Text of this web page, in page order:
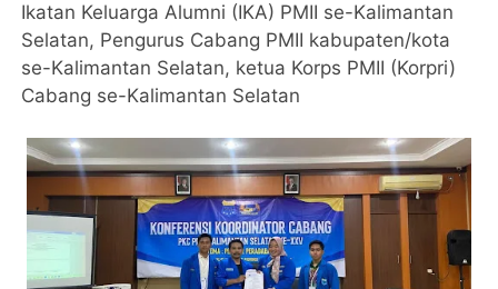
Ikatan Keluarga Alumni (IKA) PMII se-Kalimantan
Selatan, Pengurus Cabang PMII kabupaten/kota
se-Kalimantan Selatan, ketua Korps PMII (Korpri)
Cabang se-Kalimantan Selatan